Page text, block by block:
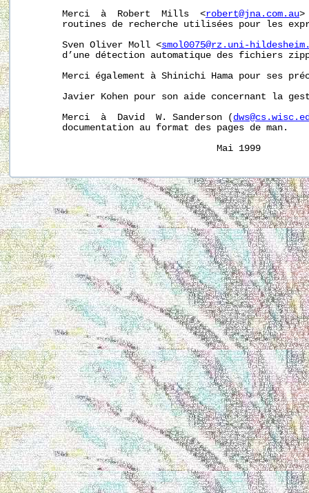
       Merci  à  Robert  Mills  <
robert@jna.com.au>
routines de recherche utilisées pour les
       Sven Oliver Moll <
smol0075@rz.uni-
d’une détection automatique des fichiers
Merci également à Shinichi Hama pour ses
Javier Kohen pour son aide concernant la
       Merci  à  David  W. Sanderson (
       documentation au format des pages de man.